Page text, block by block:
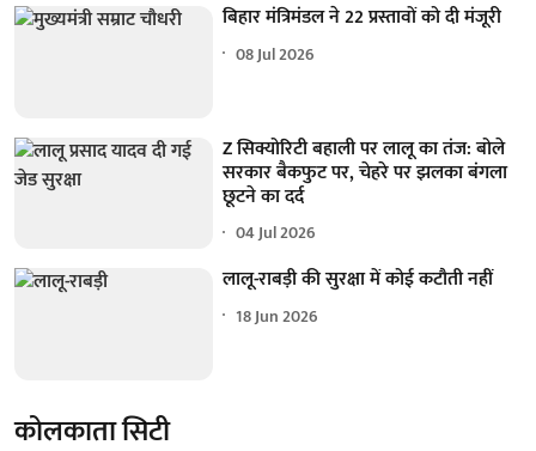
बिहार मंत्रिमंडल ने 22 प्रस्तावों को दी मंजूरी
08 Jul 2026
Z सिक्योरिटी बहाली पर लालू का तंज: बोले
सरकार बैकफुट पर, चेहरे पर झलका बंगला
छूटने का दर्द
04 Jul 2026
लालू-राबड़ी की सुरक्षा में कोई कटौती नहीं
18 Jun 2026
कोलकाता सिटी